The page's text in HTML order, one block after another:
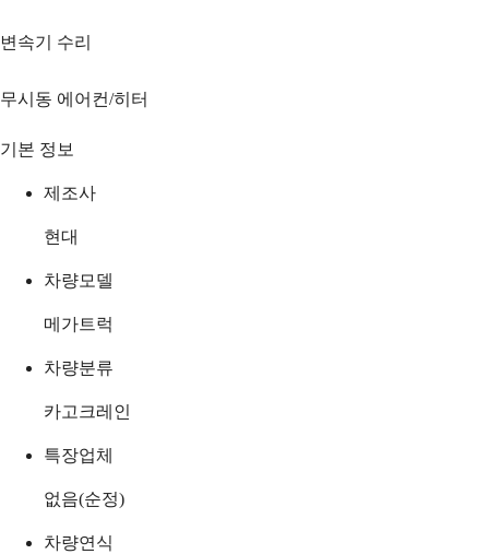
변속기 수리
무시동 에어컨/히터
기본 정보
제조사
현대
차량모델
메가트럭
차량분류
카고크레인
특장업체
없음(순정)
차량연식